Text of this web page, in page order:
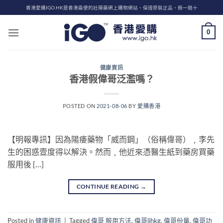
to
content
香港愛購IGO.HK是香港最便的壯陽藥網上購物網站、保證原裝正品，假一賠十
0
健康資訊
香港假偉哥泛濫嗎？
POSTED ON 2021-08-06 BY愛購香港
【明報專訊】因為陽痿藥物「威而鋼」（俗稱偉哥）﹐李先
生的困惑壹度得以解決。然而﹐他近來憑醫生紙到藥房買藥
服用後 […]
CONTINUE READING →
Posted in健康資訊 Tagged偉哥 服用方法, 偉哥lihkg, 偉哥份量, 偉哥功